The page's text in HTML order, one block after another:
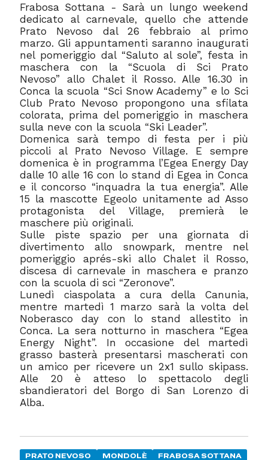
Frabosa Sottana - Sarà un lungo weekend
dedicato al carnevale, quello che attende
Prato Nevoso dal 26 febbraio al primo
marzo. Gli appuntamenti saranno inaugurati
nel pomeriggio dal “Saluto al sole”, festa in
maschera con la “Scuola di Sci Prato
Nevoso” allo Chalet il Rosso. Alle 16.30 in
Conca la scuola “Sci Snow Academy” e lo Sci
Club Prato Nevoso propongono una sfilata
colorata, prima del pomeriggio in maschera
sulla neve con la scuola “Ski Leader”.
Domenica sarà tempo di festa per i più
piccoli al Prato Nevoso Village. E sempre
domenica è in programma l’Egea Energy Day
dalle 10 alle 16 con lo stand di Egea in Conca
e il concorso “inquadra la tua energia”. Alle
15 la mascotte Egeolo unitamente ad Asso
protagonista del Village, premierà le
maschere più originali.
Sulle piste spazio per una giornata di
divertimento allo snowpark, mentre nel
pomeriggio aprés-ski allo Chalet il Rosso,
discesa di carnevale in maschera e pranzo
con la scuola di sci “Zeronove”.
Lunedì ciaspolata a cura della Canunia,
mentre martedì 1 marzo sarà la volta del
Noberasco day con lo stand allestito in
Conca. La sera notturno in maschera “Egea
Energy Night”. In occasione del martedì
grasso basterà presentarsi mascherati con
un amico per ricevere un 2x1 sullo skipass.
Alle 20 è atteso lo spettacolo degli
sbandieratori del Borgo di San Lorenzo di
Alba.
PRATO NEVOSO MONDOLÈ
FRABOSA SOTTANA